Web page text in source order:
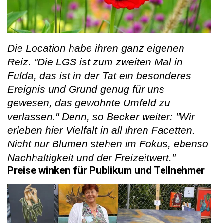
Die Location habe ihren ganz eigenen
Reiz. "Die LGS ist zum zweiten Mal in
Fulda, das ist in der Tat ein besonderes
Ereignis und Grund genug für uns
gewesen, das gewohnte Umfeld zu
verlassen." Denn, so Becker weiter: "Wir
erleben hier Vielfalt in all ihren Facetten.
Nicht nur Blumen stehen im Fokus, ebenso
Nachhaltigkeit und der Freizeitwert."
Preise winken für Publikum und Teilnehmer